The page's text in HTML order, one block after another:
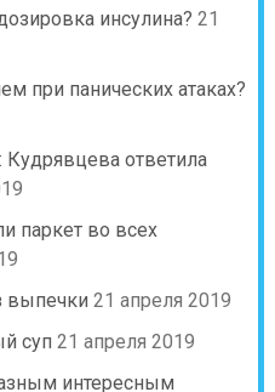
инсулина? 21
при панических атаках?
Кудрявцева ответила
паркет во всех
выпечки 21 апреля 2019
суп 21 апреля 2019
интересным